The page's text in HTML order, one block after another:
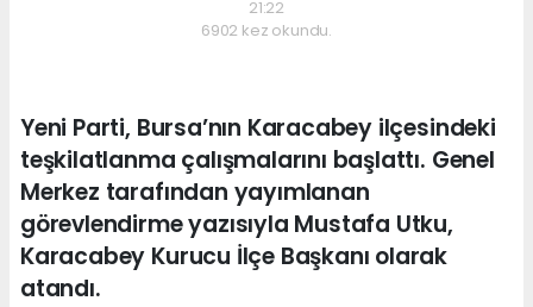
21:22
6902 kez okundu.
Yeni Parti, Bursa’nın Karacabey ilçesindeki
teşkilatlanma çalışmalarını başlattı. Genel
Merkez tarafından yayımlanan
görevlendirme yazısıyla Mustafa Utku,
Karacabey Kurucu İlçe Başkanı olarak
atandı.